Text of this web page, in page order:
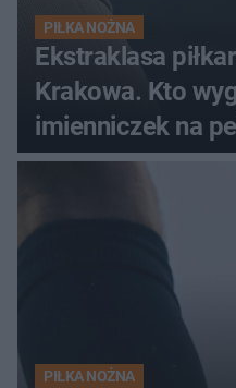
PIŁKA NOŻNA
Ekstraklasa
Krakowa. Kto
imienniczek na
PIŁKA NOŻNA